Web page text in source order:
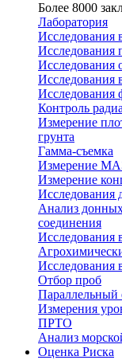
Более 8000
Лаборатория
Исследования
Исследования
Исследования
Исследования
Исследования
Контроль
Измерение
грунта
Гамма-съемка
Измерение
Измерение
Исследования
Анализ
соединения
Отбор проб
Параллельный
Измерения
ПРТО
Анализ
Оценка Риска